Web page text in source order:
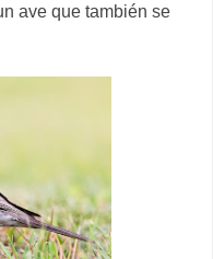
ave que también se